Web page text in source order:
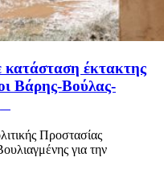
κατάσταση έκτακτης
Βάρης-Βούλας-
Προστασίας
για την